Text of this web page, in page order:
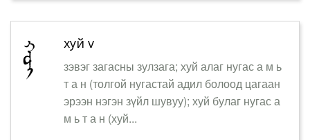
хуй v
зэвэг загасны зулзага; хуй алаг нугас а м ь
т а н (толгой нугастай адил болоод цагаан
эрээн нэгэн зүйл шувуу); хуй булаг нугас а
м ь т а н (хуй...